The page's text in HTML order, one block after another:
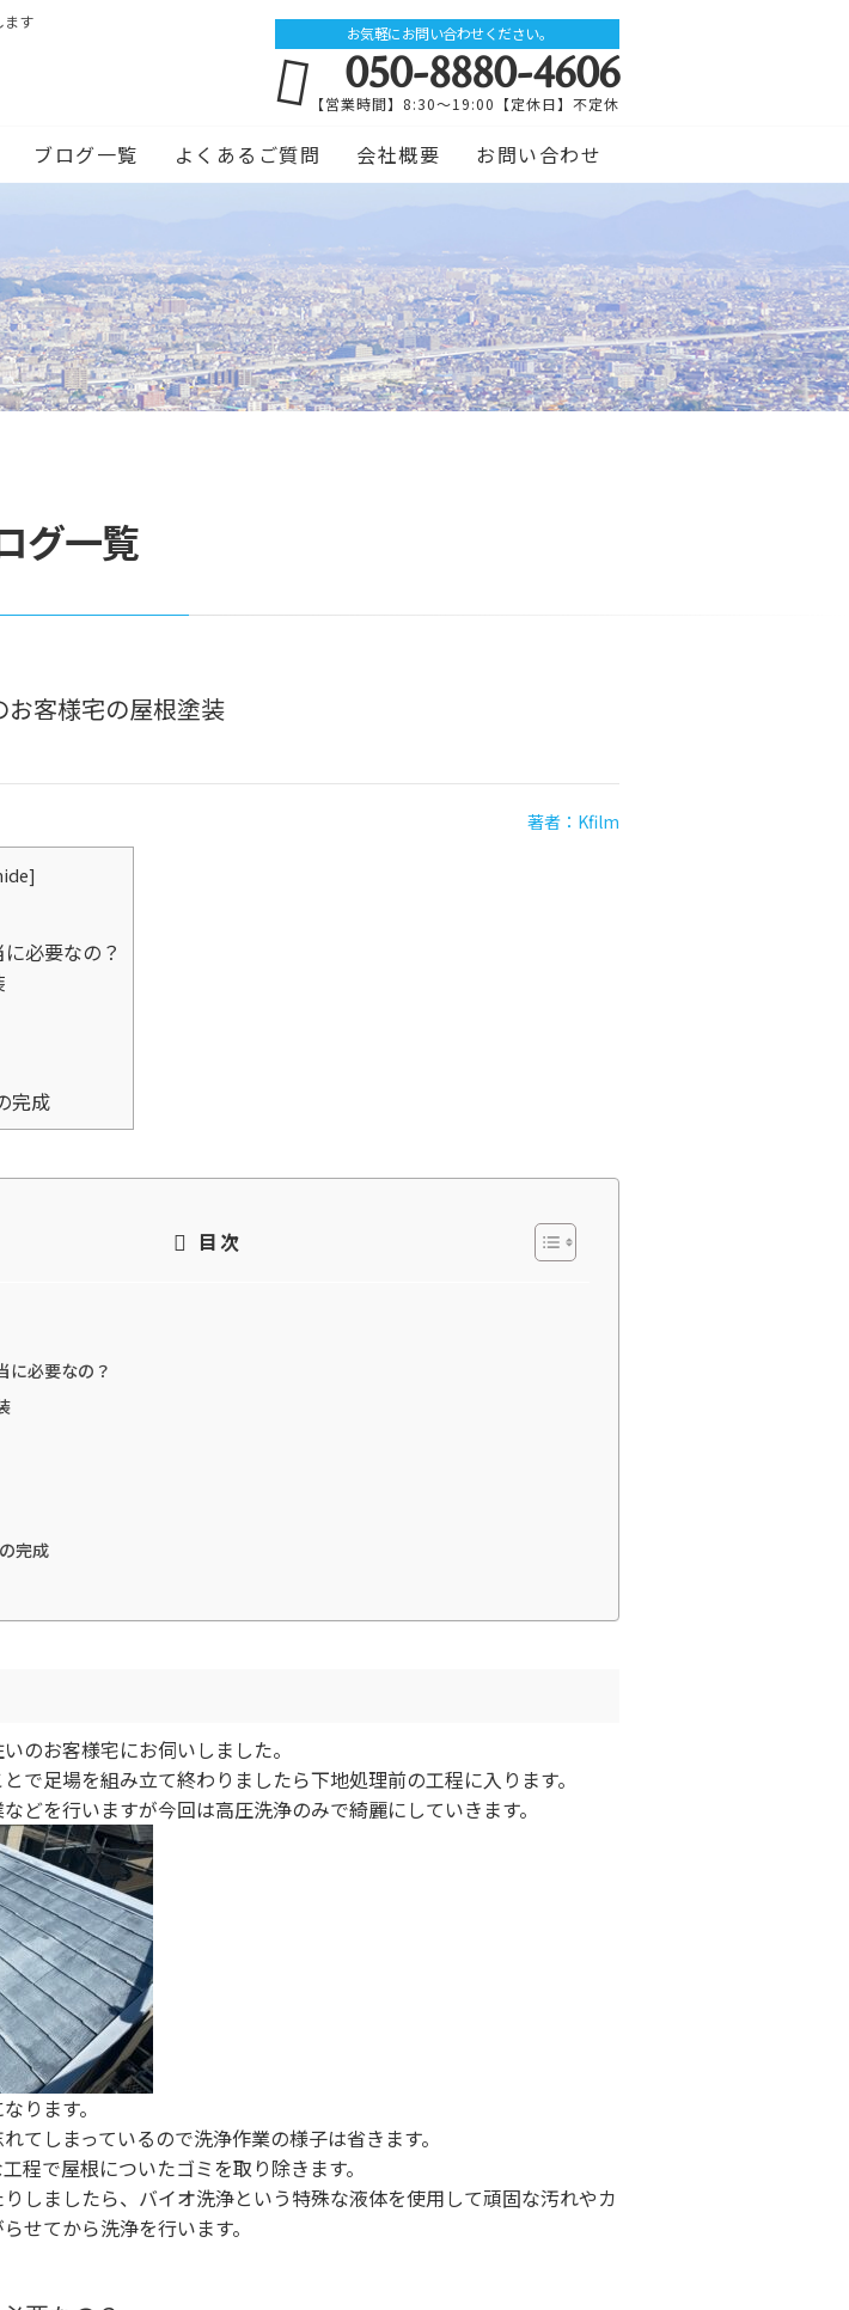
ます
お気軽にお問い合わせください。
050-8880-4606
【営業時間】8:30～19:00【定休日】不定休
ブログ一覧 よくあるご質問 会社概要 お問い合わせ
グ一覧
客様宅の屋根塗装
著者：Kfilm
]
必要なの？
完成
目次
に必要なの？
完成
のお客様宅にお伺いしました。
で足場を組み立て終わりましたら下地処理前の工程に入ります。
どを行いますが今回は高圧洗浄のみで綺麗にしていきます。
ります。
てしまっているので洗浄作業の様子は省きます。
程で屋根についたゴミを取り除きます。
しましたら、バイオ洗浄という特殊な液体を使用して頑固な汚れやカ
せてから洗浄を行います。